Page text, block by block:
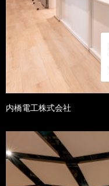
内橋電工株式会社